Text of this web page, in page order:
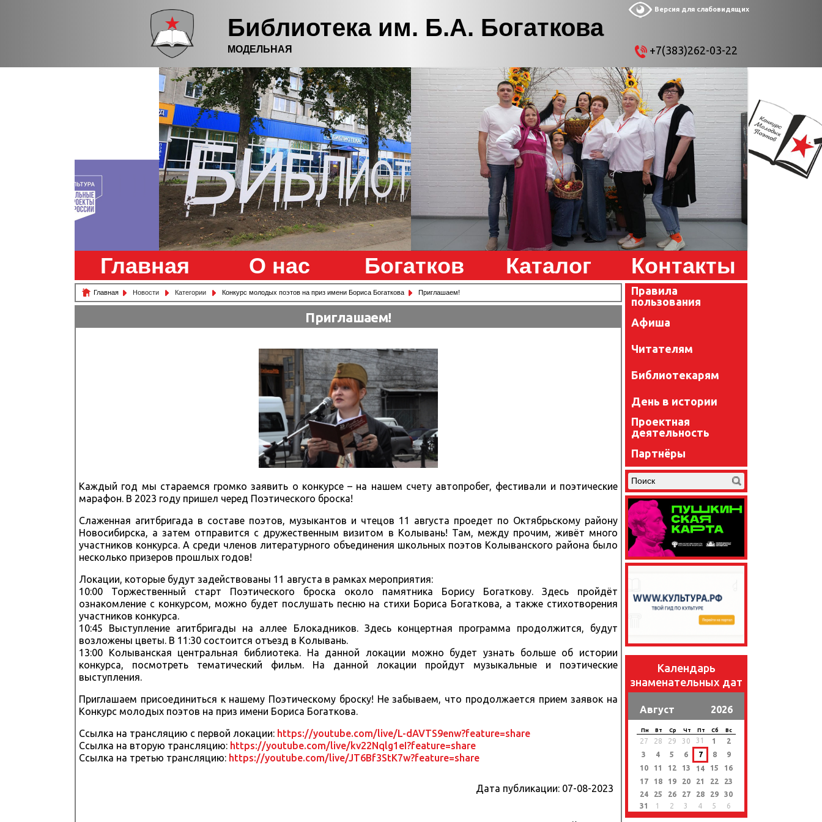
Библиотека им. Б.А. Богаткова
МОДЕЛЬНАЯ
Версия для слабовидящих
+7(383)262-03-22
Главная О нас Богатков Каталог Контакты
Главная Новости Категории Конкурс молодых поэтов на приз имени Бориса Богаткова Приглашаем!
Приглашаем!
Каждый год мы стараемся громко заявить о конкурсе – на нашем счету автопробег, фестивали и поэтические
марафон. В 2023 году пришел черед Поэтического броска!
Слаженная агитбригада в составе поэтов, музыкантов и чтецов 11 августа проедет по Октябрьскому району
Новосибирска, а затем отправится с дружественным визитом в Колывань! Там, между прочим, живёт много
участников конкурса. А среди членов литературного объединения школьных поэтов Колыванского района было
несколько призеров прошлых годов!
Локации, которые будут задействованы 11 августа в рамках мероприятия:
10:00 Торжественный старт Поэтического броска около памятника Борису Богаткову. Здесь пройдёт
ознакомление с конкурсом, можно будет послушать песню на стихи Бориса Богаткова, а также стихотворения
участников конкурса.
10:45 Выступление агитбригады на аллее Блокадников. Здесь концертная программа продолжится, будут
возложены цветы. В 11:30 состоится отъезд в Колывань.
13:00 Колыванская центральная библиотека. На данной локации можно будет узнать больше об истории
конкурса, посмотреть тематический фильм. На данной локации пройдут музыкальные и поэтические
выступления.
Приглашаем присоединиться к нашему Поэтическому броску! Не забываем, что продолжается прием заявок на
Конкурс молодых поэтов на приз имени Бориса Богаткова.
Ссылка на трансляцию с первой локации: https://youtube.com/live/L-dAVTS9enw?feature=share
Ссылка на вторую трансляцию: https://youtube.com/live/kv22Nqlg1eI?feature=share
Ссылка на третью трансляцию: https://youtube.com/live/JT6Bf3StK7w?feature=share
Дата публикации: 07-08-2023
Правила
пользования
Афиша
Читателям
Библиотекарям
День в истории
Проектная
деятельность
Партнёры
Календарь
знаменательных дат
Август 2026
Пн Вт Ср Чт Пт Сб Вс
27 28 29 30 31 1
2
3
4 5 6 7 8
9
10
11 12 13 14 15
16
17
18 19 20 21 22
23
24
25 26 27 28 29
30
31
1 2 3 4 5 6